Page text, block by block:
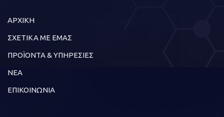
ΑΡΧΙΚΗ
ΣΧΕΤΙΚΑ ΜΕ ΕΜΑΣ
ΠΡΟΪΟΝΤΑ & ΥΠΗΡΕΣΙΕΣ
ΝΕΑ
ΕΠΙΚΟΙΝΩΝΙΑ